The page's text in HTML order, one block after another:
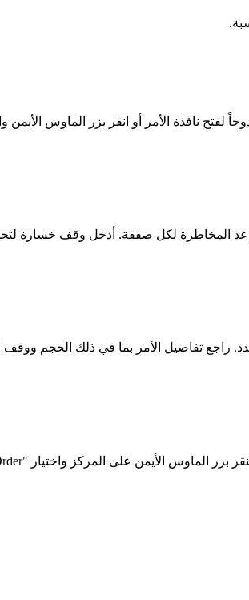
لكل صفقة. أدخل وقف خسارة
راجع تفاصيل الأمر بما في ذلك الحجم